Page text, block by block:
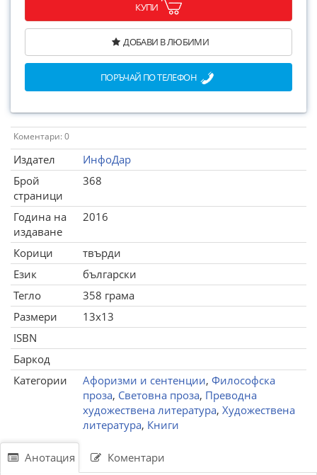
КУПИ
ДОБАВИ В ЛЮБИМИ
ПОРЪЧАЙ ПО ТЕЛЕФОН
Коментари: 0
Издател
ИнфоДар
Брой
страници
368
Година на
издаване
2016
Корици
твърди
Език
български
Тегло
358 грама
Размери
13x13
ISBN
Баркод
Категории
Афоризми и сентенции, Философска
проза, Световна проза, Преводна
художествена литература, Художествена
литература, Книги
Анотация Коментари